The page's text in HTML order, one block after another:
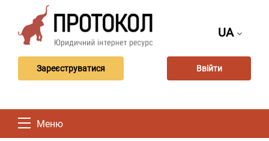
UA
Зареєструватися Ввійти
Меню